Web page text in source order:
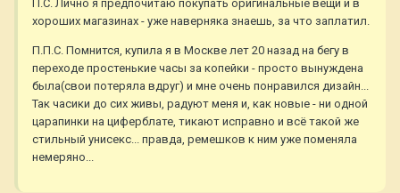
П.С. Лично я предпочитаю покупать оригинальные вещи и в
хороших магазинах - уже наверняка знаешь, за что заплатил.
П.П.С. Помнится, купила я в Москве лет 20 назад на бегу в
переходе простенькие часы за копейки - просто вынуждена
была(свои потеряла вдруг) и мне очень понравился дизайн...
Так часики до сих живы, радуют меня и, как новые - ни одной
царапинки на циферблате, тикают исправно и всё такой же
стильный унисекс... правда, ремешков к ним уже поменяла
немеряно...